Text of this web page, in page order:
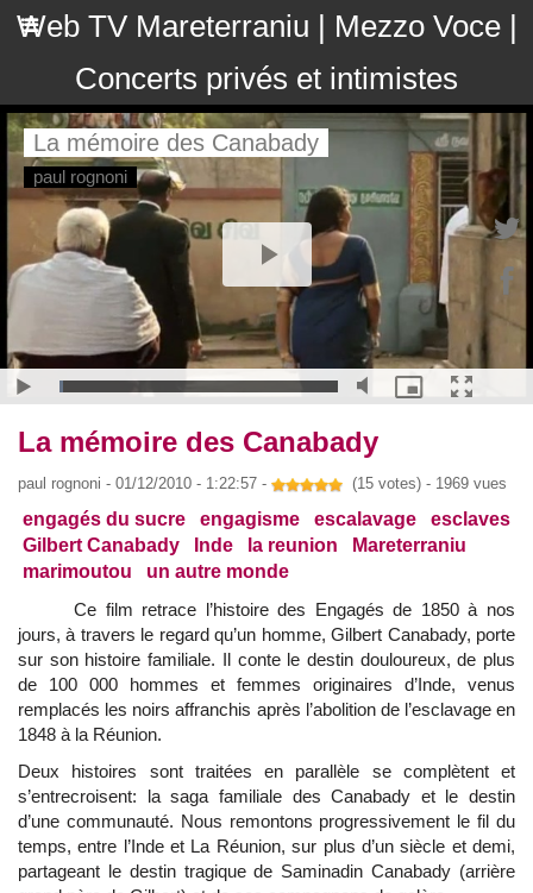
Web TV Mareterraniu | Mezzo Voce |
Concerts privés et intimistes
La mémoire des Canabady
paul rognoni - 01/12/2010 - 1:22:57 - (15 votes) - 1969 vues
engagés du sucre engagisme escalavage
esclaves
Gilbert Canabady
Inde la reunion
Mareterraniu
marimoutou
un autre monde
Ce film retrace l’histoire des Engagés de 1850 à nos
jours, à travers le regard qu’un homme, Gilbert Canabady, porte
sur son histoire familiale. Il conte le destin douloureux, de plus
de 100 000 hommes et femmes originaires d’Inde, venus
remplacés les noirs affranchis après l’abolition de l’esclavage en
1848 à la Réunion.
Deux histoires sont traitées en parallèle se complètent et
s’entrecroisent: la saga familiale des Canabady et le destin
d’une communauté. Nous remontons progressivement le fil du
temps, entre l’Inde et La Réunion, sur plus d’un siècle et demi,
partageant le destin tragique de Saminadin Canabady (arrière